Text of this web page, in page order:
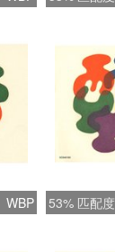
WBP 53% 匹配度